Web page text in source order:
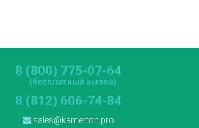
8 (800) 775-07-64
(бесплатный вызов)
8 (812) 606-74-84
sales@kamerton.pro